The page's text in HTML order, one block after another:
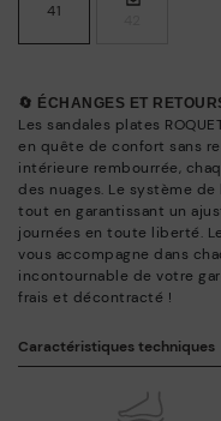
41
🔄 ÉCHANGES ET
Les sandales plates
en quête de confort sans
intérieure rembourrée,
des nuages. Le système
tout en garantissant un
journées en toute liberté.
vous accompagne dans
incontournable de votre
frais et décontracté !
Caractéristiques techniques